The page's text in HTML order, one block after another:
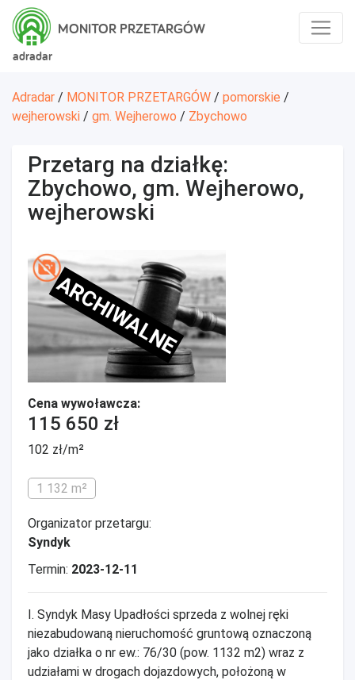
adradar
MONITOR PRZETARGÓW
Adradar / MONITOR PRZETARGÓW / pomorskie /
wejherowski / gm. Wejherowo / Zbychowo
Przetarg na działkę:
Zbychowo, gm. Wejherowo,
wejherowski
ARCHIWALNE
Cena wywoławcza:
115 650 zł
102 zł/m²
1 132 m²
Organizator przetargu:
Syndyk
Termin: 2023-12-11
I. Syndyk Masy Upadłości sprzeda z wolnej ręki
niezabudowaną nieruchomość gruntową oznaczoną
jako działka o nr ew.: 76/30 (pow. 1132 m2) wraz z
udziałami w drogach dojazdowych, położoną w